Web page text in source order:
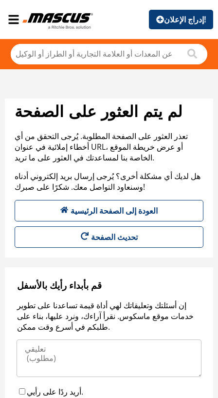
إدراج الإعلان!
لم يتم العثور على الصفحة
تعذر العثور على الصفحة المطلوبة. يُرجى التحقق من أي
أخطاء إملائية في عنوان URL، أو عرض خريطة الموقع
الخاصة بنا لمساعدتك في العثور على ما تريد.
هل لديك أي مشكلة أخرى؟ يُرجى إرسال بريد إلكتروني أدناه
وسنعاود التواصل معك. شكرًا على صبرك!
العودة إلى الصفحة الرئيسية
تحديث الصفحة
قم بأبداء رأيك بالأسفل
إن أسئلتك وتعليقاتك لهي أداة قيمة تساعدنا على تطوير
خدمات موقع ماسكوس. نقرأ آراءك، ونرد عليها، بناء على
طلبكم في أسرع وقت ممكن.
أريد ردًا على رأيي.